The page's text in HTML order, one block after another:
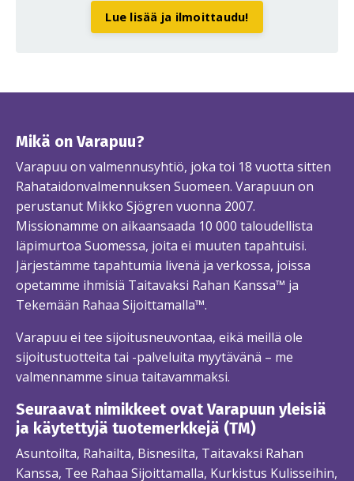
Lue lisää ja ilmoittaudu!
Mikä on Varapuu?
Varapuu on valmennusyhtiö, joka toi 18 vuotta sitten
Rahataidonvalmennuksen Suomeen. Varapuun on
perustanut Mikko Sjögren vuonna 2007.
Missionamme on aikaansaada 10 000 taloudellista
läpimurtoa Suomessa, joita ei muuten tapahtuisi.
Järjestämme tapahtumia livenä ja verkossa, joissa
opetamme ihmisiä Taitavaksi Rahan Kanssa™ ja
Tekemään Rahaa Sijoittamalla™.
Varapuu ei tee sijoitusneuvontaa, eikä meillä ole
sijoitustuotteita tai -palveluita myytävänä – me
valmennamme sinua taitavammaksi.
Seuraavat nimikkeet ovat Varapuun yleisiä
ja käytettyjä tuotemerkkejä (TM)
Asuntoilta, Rahailta, Bisnesilta, Taitavaksi Rahan
Kanssa, Tee Rahaa Sijoittamalla, Kurkistus Kulisseihin,